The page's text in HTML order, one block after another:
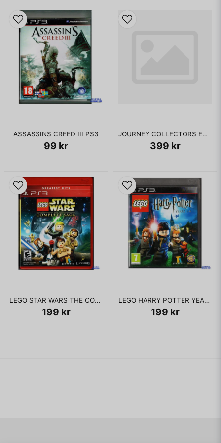
ASSASSINS CREED III PS3
99 kr
JOURNEY COLLECTORS EDITION PS3
399 kr
LEGO STAR WARS THE COMPLETE SAGA PS3
199 kr
LEGO HARRY POTTER YEARS 1-4 PS3
199 kr